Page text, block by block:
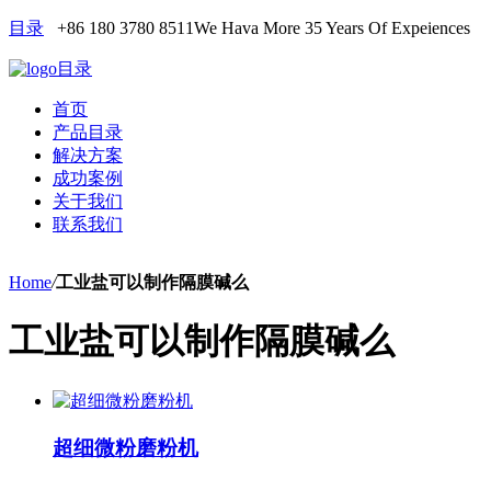
目录 +86 180 3780 8511We Hava More 35 Years Of Expeiences
目录
首页
产品目录
解决方案
成功案例
关于我们
联系我们
Home/工业盐可以制作隔膜碱么
工业盐可以制作隔膜碱么
超细微粉磨粉机